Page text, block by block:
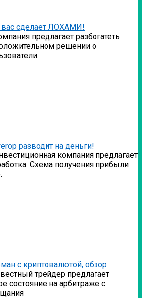
вас сделает ЛОХАМИ!
предлагает разбогатеть
решении о
разводит на деньги!
компания предлагает
Схема получения прибыли
с криптовалютой, обзор
трейдер предлагает
состояние на арбитраже с